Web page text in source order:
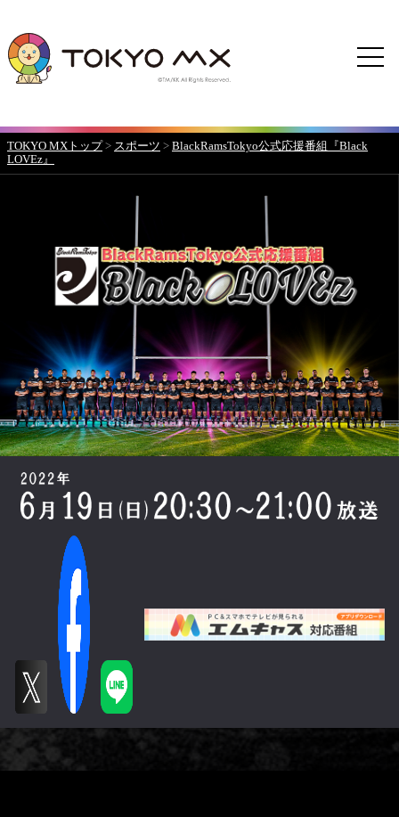
TOKYO MXトップ > スポーツ > BlackRamsTokyo公式応援番組『Black
LOVEz』